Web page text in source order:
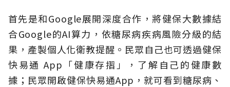
首先是和Google展開深度合作，將健保大數據結
合Google的AI算力，依糖尿病疾病風險分級的結
果，產製個人化衛教提醒。民眾自己也可透過健保
快易通 App「健康存摺」，了解自己的健康數
據；民眾開啟健保快易通App，就可看到糖尿病、